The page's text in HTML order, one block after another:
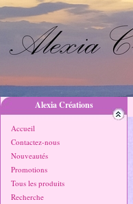
Alexia Créations
Accueil
Contactez-nous
Nouveautés
Promotions
Tous les produits
Recherche